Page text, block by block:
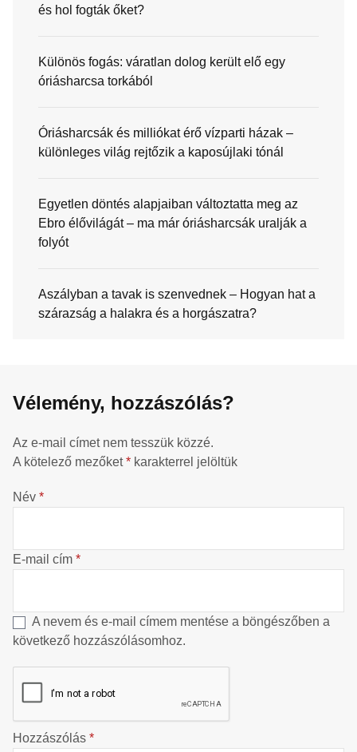
és hol fogták őket?
Különös fogás: váratlan dolog került elő egy
óriásharcsa torkából
Óriásharcsák és milliókat érő vízparti házak –
különleges világ rejtőzik a kaposújlaki tónál
Egyetlen döntés alapjaiban változtatta meg az
Ebro élővilágát – ma már óriásharcsák uralják a
folyót
Aszályban a tavak is szenvednek – Hogyan hat a
szárazság a halakra és a horgászatra?
Vélemény, hozzászólás?
Az e-mail címet nem tesszük közzé.
A kötelező mezőket* karakterrel jelöltük
Név *
E-mail cím *
A nevem és e-mail címem mentése a böngészőben a
következő hozzászólásomhoz.
Hozzászólás *